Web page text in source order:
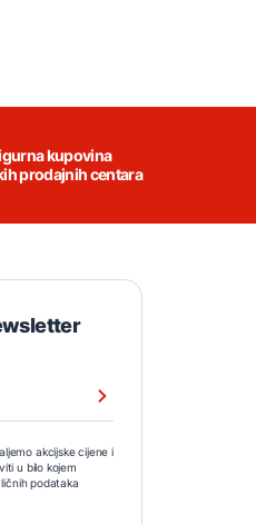
kupovina
prodajnih centara
akcijske cijene i
u bilo kojem
podataka